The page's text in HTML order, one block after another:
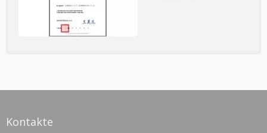
Kontakte